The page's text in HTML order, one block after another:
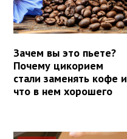
Зачем вы это пьете?
Почему цикорием
стали заменять кофе и
что в нем хорошего